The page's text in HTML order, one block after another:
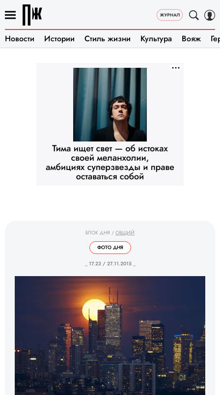
Новости Истории Стиль жизни Культура Вояж
БЛОК ДНЯ / ОБЩИЙ
ФОТО ДНЯ
_ 17.23 / 27.11.2015 _